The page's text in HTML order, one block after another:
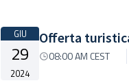
GIU
29
2024
Offerta
08:00 AM CEST